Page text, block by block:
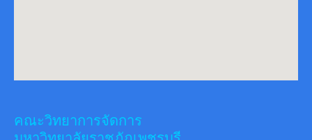
คณะวิทยาการจัดการ